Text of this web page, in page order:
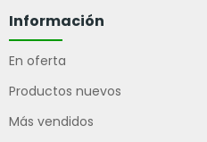
Información
En oferta
Productos nuevos
Más vendidos